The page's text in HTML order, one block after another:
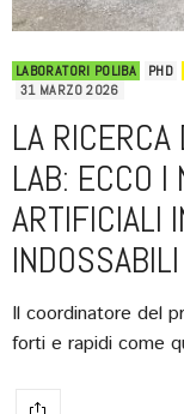
LABORATORI POLIBA PHD
31 MARZO 2026
LA
LAB: ECCO I
ARTIFICIALI
INDOSSABILI
Il coordinatore del
forti e rapidi come